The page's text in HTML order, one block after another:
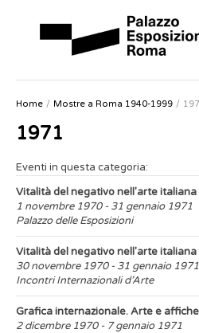
Home Mostre a Roma 1940-1999
1971
Eventi in questa categoria:
Vitalità del negativo nell'arte
1 novembre 1970 - 31 gennaio 1971
Palazzo delle Esposizioni
Vitalità del negativo nell'arte
30 novembre 1970 - 31 gennaio 1971
Incontri Internazionali d’Arte
Grafica internazionale. Arte e
2 dicembre 1970 - 7 gennaio 1971